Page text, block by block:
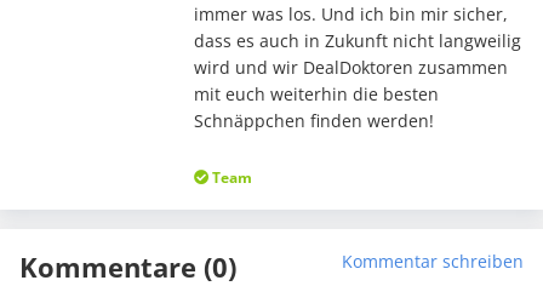
immer was los. Und ich bin mir sicher,
dass es auch in Zukunft nicht langweilig
wird und wir DealDoktoren zusammen
mit euch weiterhin die besten
Schnäppchen finden werden!
Team
Kommentare (0) Kommentar schreiben